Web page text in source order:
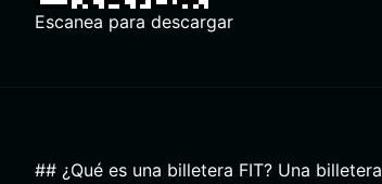
Escanea para descargar
## ¿Qué es una billetera FIT? Una